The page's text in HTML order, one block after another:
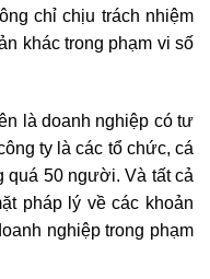
chỉ chịu trách nhiệm
khác trong phạm vi số
là doanh nghiệp có tư
ty là các tổ chức, cá
quá 50 người. Và tất cả
pháp lý về các khoản
nghiệp trong phạm